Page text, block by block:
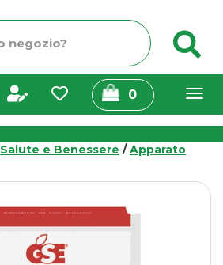
0prodotti
inseriti
Salute e Benessere /Apparato